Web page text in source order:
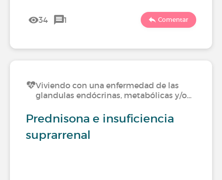
34 1 Comentar
Viviendo con una enfermedad de las
glandulas endócrinas, metabólicas y/o…
Prednisona e insuficiencia
suprarrenal